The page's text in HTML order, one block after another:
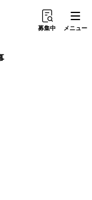
募集中 メニュー